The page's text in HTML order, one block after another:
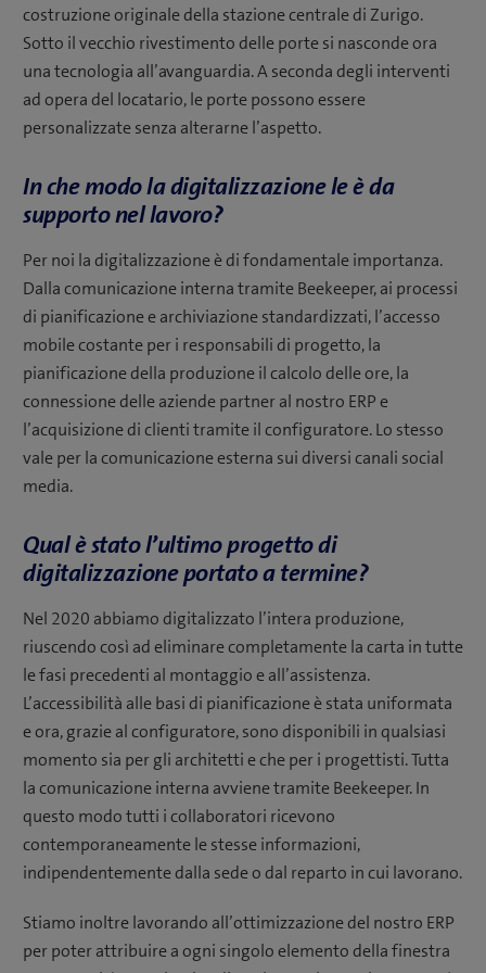
costruzione originale della stazione centrale di Zurigo.
Sotto il vecchio rivestimento delle porte si nasconde ora
una tecnologia all’avanguardia. A seconda degli interventi
ad opera del locatario, le porte possono essere
personalizzate senza alterarne l’aspetto.
In che modo la digitalizzazione le è da
supporto nel lavoro?
Per noi la digitalizzazione è di fondamentale importanza.
Dalla comunicazione interna tramite Beekeeper, ai processi
di pianificazione e archiviazione standardizzati, l’accesso
mobile costante per i responsabili di progetto, la
pianificazione della produzione il calcolo delle ore, la
connessione delle aziende partner al nostro ERP e
l’acquisizione di clienti tramite il configuratore. Lo stesso
vale per la comunicazione esterna sui diversi canali social
media.
Qual è stato l’ultimo progetto di
digitalizzazione portato a termine?
Nel 2020 abbiamo digitalizzato l’intera produzione,
riuscendo così ad eliminare completamente la carta in tutte
le fasi precedenti al montaggio e all’assistenza.
L’accessibilità alle basi di pianificazione è stata uniformata
e ora, grazie al configuratore, sono disponibili in qualsiasi
momento sia per gli architetti e che per i progettisti. Tutta
la comunicazione interna avviene tramite Beekeeper. In
questo modo tutti i collaboratori ricevono
contemporaneamente le stesse informazioni,
indipendentemente dalla sede o dal reparto in cui lavorano.
Stiamo inoltre lavorando all’ottimizzazione del nostro ERP
per poter attribuire a ogni singolo elemento della finestra